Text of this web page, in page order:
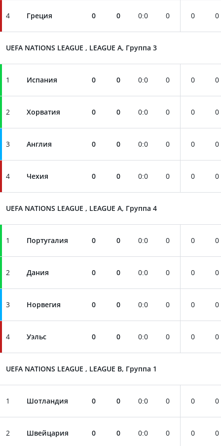
4 Греция 0 0 0:0 0 0 0
UEFA NATIONS LEAGUE , LEAGUE A, Группа 3
1 Испания 0 0 0:0 0 0 0
2 Хорватия 0 0 0:0 0 0 0
3 Англия 0 0 0:0 0 0 0
4 Чехия 0 0 0:0 0 0 0
UEFA NATIONS LEAGUE , LEAGUE A, Группа 4
1 Португалия 0 0 0:0 0 0 0
2 Дания 0 0 0:0 0 0 0
3 Норвегия 0 0 0:0 0 0 0
4 Уэльс 0 0 0:0 0 0 0
UEFA NATIONS LEAGUE , LEAGUE B, Группа 1
1 Шотландия 0 0 0:0 0 0 0
2 Швейцария 0 0 0:0 0 0 0